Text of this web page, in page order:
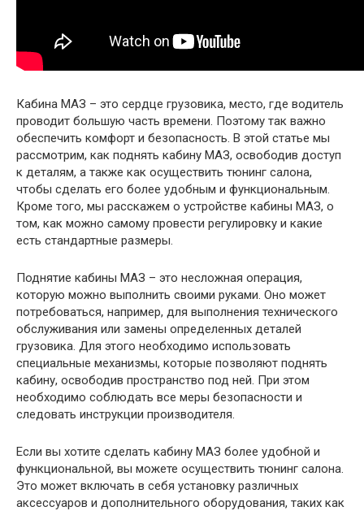
Кабина МАЗ – это сердце грузовика, место, где водитель
проводит большую часть времени. Поэтому так важно
обеспечить комфорт и безопасность. В этой статье мы
рассмотрим, как поднять кабину МАЗ, освободив доступ
к деталям, а также как осуществить тюнинг салона,
чтобы сделать его более удобным и функциональным.
Кроме того, мы расскажем о устройстве кабины МАЗ, о
том, как можно самому провести регулировку и какие
есть стандартные размеры.
Поднятие кабины МАЗ – это несложная операция,
которую можно выполнить своими руками. Оно может
потребоваться, например, для выполнения технического
обслуживания или замены определенных деталей
грузовика. Для этого необходимо использовать
специальные механизмы, которые позволяют поднять
кабину, освободив пространство под ней. При этом
необходимо соблюдать все меры безопасности и
следовать инструкции производителя.
Если вы хотите сделать кабину МАЗ более удобной и
функциональной, вы можете осуществить тюнинг салона.
Это может включать в себя установку различных
аксессуаров и дополнительного оборудования, таких как